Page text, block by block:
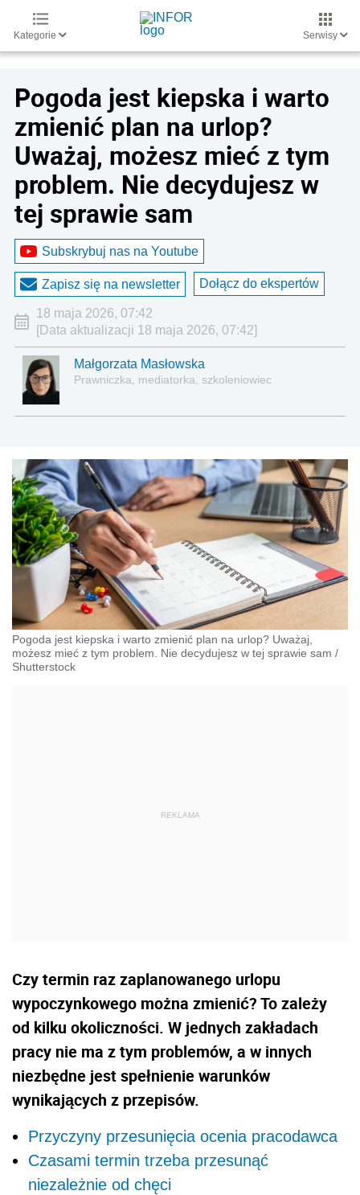
Kategorie Serwisy
Pogoda jest kiepska i warto
zmienić plan na urlop?
Uważaj, możesz mieć z tym
problem. Nie decydujesz w
tej sprawie sam
Subskrybuj nas na Youtube
Zapisz się na newsletter Dołącz do ekspertów
18 maja 2026, 07:42
[Data aktualizacji 18 maja 2026, 07:42]
Małgorzata Masłowska
Prawniczka, mediatorka, szkoleniowiec
Pogoda jest kiepska i warto zmienić plan na urlop? Uważaj,
możesz mieć z tym problem. Nie decydujesz w tej sprawie sam /
Shutterstock
Czy termin raz zaplanowanego urlopu
wypoczynkowego można zmienić? To zależy
od kilku okoliczności. W jednych zakładach
pracy nie ma z tym problemów, a w innych
niezbędne jest spełnienie warunków
wynikających z przepisów.
Przyczyny przesunięcia ocenia pracodawca
Czasami termin trzeba przesunąć
niezależnie od chęci